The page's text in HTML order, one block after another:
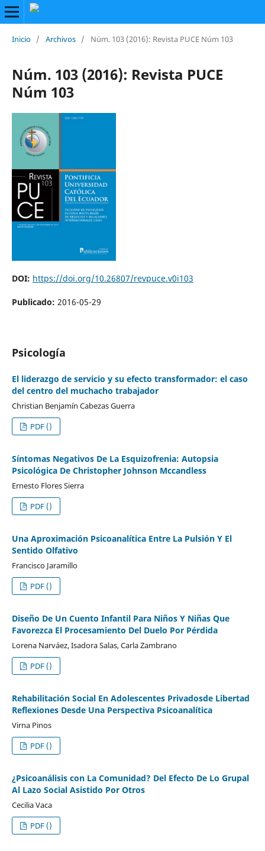
Inicio / Archivos / Núm. 103 (2016): Revista PUCE Núm 103
Núm. 103 (2016): Revista PUCE
Núm 103
DOI: https://doi.org/10.26807/revpuce.v0i103
Publicado: 2016-05-29
Psicología
El liderazgo de servicio y su efecto transformador: el caso
del centro del muchacho trabajador
Christian Benjamín Cabezas Guerra
PDF ()
Síntomas Negativos De La Esquizofrenia: Autopsia
Psicológica De Christopher Johnson Mccandless
Ernesto Flores Sierra
PDF ()
Una Aproximación Psicoanalítica Entre La Pulsión Y El
Sentido Olfativo
Francisco Jaramillo
PDF ()
Diseño De Un Cuento Infantil Para Niños Y Niñas Que
Favorezca El Procesamiento Del Duelo Por Pérdida
Lorena Narváez, Isadora Salas, Carla Zambrano
PDF ()
Rehabilitación Social En Adolescentes Privadosde Libertad
Reflexiones Desde Una Perspectiva Psicoanalítica
Virna Pinos
PDF ()
¿Psicoanálisis con La Comunidad? Del Efecto De Lo Grupal
Al Lazo Social Asistido Por Otros
Cecilia Vaca
PDF ()